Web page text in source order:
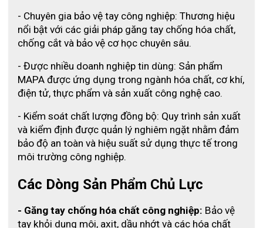
- Chuyên gia bảo vệ tay công nghiệp: Thương hiệu
nổi bật với các giải pháp găng tay chống hóa chất,
chống cắt và bảo vệ cơ học chuyên sâu.
- Được nhiều doanh nghiệp tin dùng: Sản phẩm
MAPA được ứng dụng trong ngành hóa chất, cơ khí,
điện tử, thực phẩm và sản xuất công nghệ cao.
- Kiểm soát chất lượng đồng bộ: Quy trình sản xuất
và kiểm định được quản lý nghiêm ngặt nhằm đảm
bảo độ an toàn và hiệu suất sử dụng thực tế trong
môi trường công nghiệp.
Các Dòng Sản Phẩm Chủ Lực
- Găng tay chống hóa chất công nghiệp: Bảo vệ
tay khỏi dung môi, axit, dầu nhớt và các hóa chất